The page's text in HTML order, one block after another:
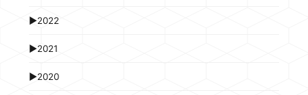
►2022
►2021
►2020